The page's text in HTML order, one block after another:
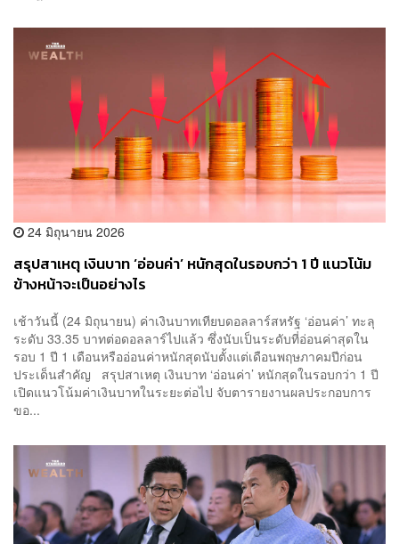
24 มิถุนายน 2026
สรุปสาเหตุ เงินบาท ‘อ่อนค่า’ หนักสุดในรอบกว่า 1 ปี แนวโน้ม
ข้างหน้าจะเป็นอย่างไร
เช้าวันนี้ (24 มิถุนายน) ค่าเงินบาทเทียบดอลลาร์สหรัฐ ‘อ่อนค่า’ ทะลุ
ระดับ 33.35 บาทต่อดอลลาร์ไปแล้ว ซึ่งนับเป็นระดับที่อ่อนค่าสุดใน
รอบ 1 ปี 1 เดือนหรืออ่อนค่าหนักสุดนับตั้งแต่เดือนพฤษภาคมปีก่อน
ประเด็นสำคัญ สรุปสาเหตุ เงินบาท ‘อ่อนค่า’ หนักสุดในรอบกว่า 1 ปี
เปิดแนวโน้มค่าเงินบาทในระยะต่อไป จับตารายงานผลประกอบการ
ขอ...